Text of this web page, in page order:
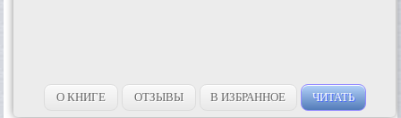
О КНИГЕ ОТЗЫВЫ В ИЗБРАННОЕ ЧИТАТЬ